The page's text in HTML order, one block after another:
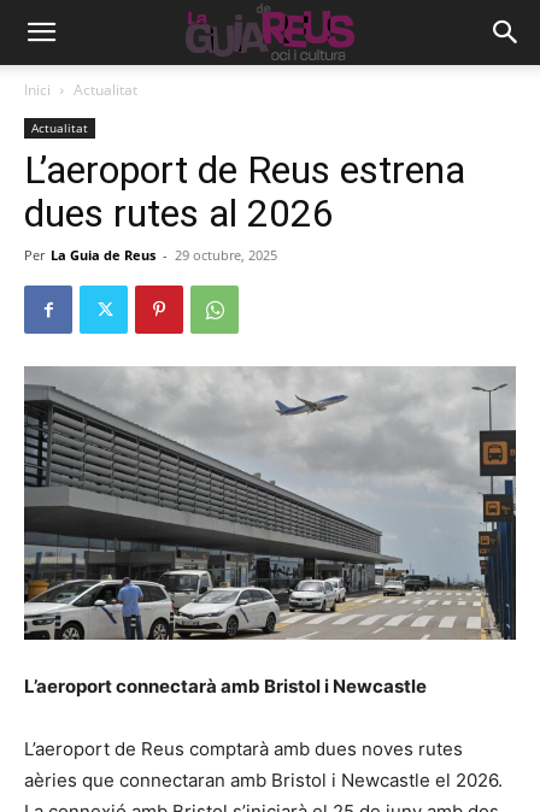
Inici Actualitat
Actualitat
L’aeroport de Reus estrena
dues rutes al 2026
Per La Guia de Reus - 29 octubre, 2025
L’aeroport connectarà amb Bristol i Newcastle
L’aeroport de Reus comptarà amb dues noves rutes
aèries que connectaran amb Bristol i Newcastle el 2026.